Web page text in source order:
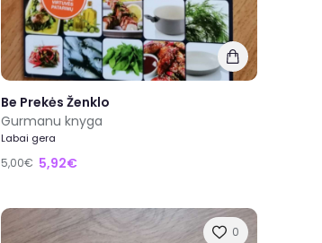
Be Prekės Ženklo
Gurmanu knyga
Labai gera
5,00€ 5,92€
0